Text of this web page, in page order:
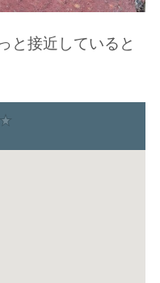
と接近していると